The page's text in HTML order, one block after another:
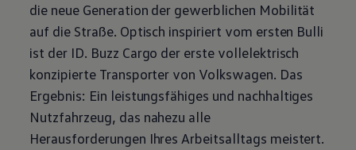
die neue Generation der gewerblichen Mobilität
auf die Straße. Optisch inspiriert vom ersten Bulli
ist der ID. Buzz Cargo der erste vollelektrisch
konzipierte Transporter von Volkswagen. Das
Ergebnis: Ein leistungsfähiges und nachhaltiges
Nutzfahrzeug, das nahezu alle
Herausforderungen Ihres Arbeitsalltags meistert.